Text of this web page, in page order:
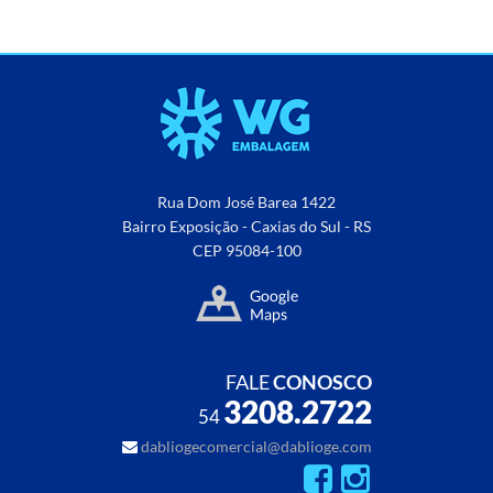
Rua Dom José Barea 1422
Bairro Exposição - Caxias do Sul - RS
CEP 95084-100
FALECONOSCO
543208.2722
dabliogecomercial@dablioge.com